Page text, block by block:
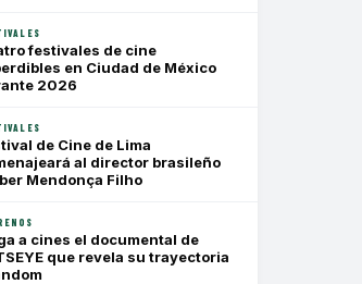
festivales de cine
en Ciudad de México
2026
de Cine de Lima
al director brasileño
Mendonça Filho
a cines el documental de
que revela su trayectoria